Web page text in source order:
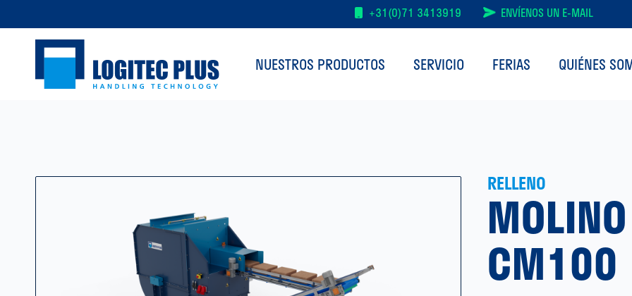
+31(0)71 3413919 ENVÍENOS UN E-MAIL
NUESTROS PRODUCTOS SERVICIO FERIAS QUIÉNES
RELLENO
CM100